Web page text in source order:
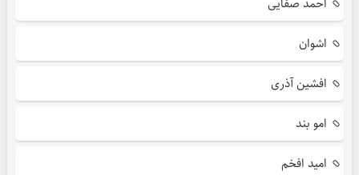
اشوان
افشین آذری
امو بند
امید افخم